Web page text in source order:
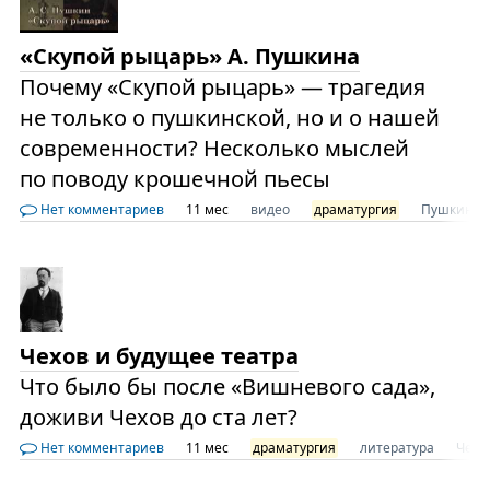
«Скупой рыцарь» А. Пушкина
Почему «Скупой рыцарь» — трагедия
не только о пушкинской, но и о нашей
современности? Несколько мыслей
по поводу крошечной пьесы
Нет комментариев 11 мес видео драматургия Пушкин
Чехов и будущее театра
Что было бы после «Вишневого сада»,
доживи Чехов до ста лет?
Нет комментариев 11 мес драматургия литература